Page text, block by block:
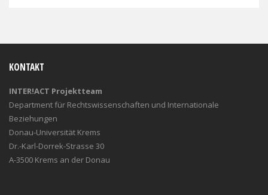
KONTAKT
INTER!ACT Projektteam
Department für Rechtswissenschaften und Internationale
Beziehungen
Donau-Universität Krems
Dr.-Karl-Dorrek-Strasse 30
A-3500 Krems an der Donau